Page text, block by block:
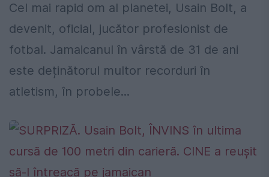
Cel mai rapid om al planetei, Usain Bolt, a
devenit, oficial, jucător profesionist de
fotbal. Jamaicanul în vârstă de 31 de ani
este deținătorul multor recorduri în
atletism, în probele...